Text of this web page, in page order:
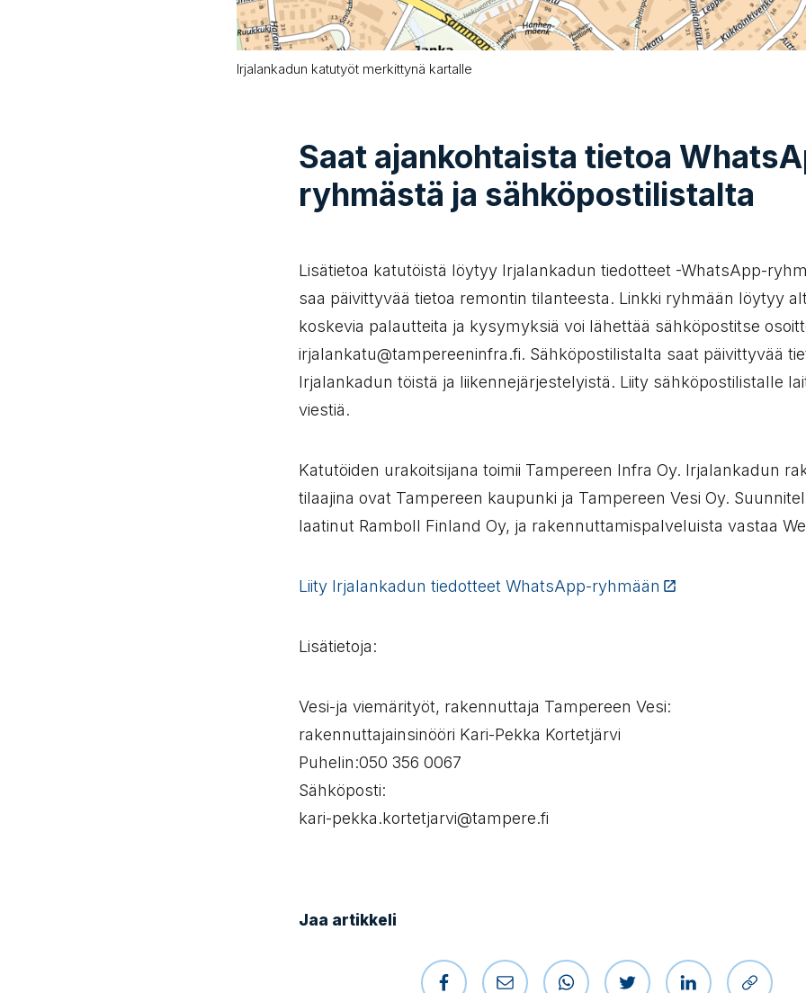
Irjalankadun katutyöt merkittynä kartalle
Saat ajankohtaista tietoa
ryhmästä ja sähköpostilistalta
Lisätietoa katutöistä löytyy Irjalankadun tiedotteet -WhatsApp-
saa päivittyvää tietoa remontin tilanteesta. Linkki ryhmään löytyy
koskevia palautteita ja kysymyksiä voi lähettää sähköpostitse
irjalankatu@tampereeninfra.fi. Sähköpostilistalta saat päivittyvää
Irjalankadun töistä ja liikennejärjestelyistä. Liity sähköpostilistalle
viestiä.
Katutöiden urakoitsijana toimii Tampereen Infra Oy. Irjalankadun
tilaajina ovat Tampereen kaupunki ja Tampereen Vesi Oy.
laatinut Ramboll Finland Oy, ja rakennuttamispalveluista vastaa
Liity Irjalankadun tiedotteet WhatsApp-ryhmään
Lisätietoja:
Vesi-ja viemärityöt, rakennuttaja Tampereen Vesi:
rakennuttajainsinööri Kari-Pekka Kortetjärvi
Puhelin:050 356 0067
Sähköposti:
kari-pekka.kortetjarvi@tampere.fi
Jaa artikkeli